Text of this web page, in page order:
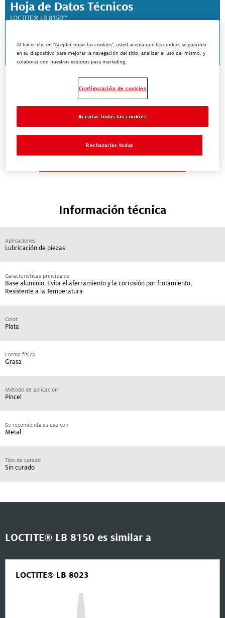
Hoja de Datos Técnicos
LOCTITE® LB 8150™
Descargar TDS
¿Está buscando un TDS o SDS en otro
idioma?
Información técnica
Aplicaciones
Lubricación de piezas
Características principales
Base aluminio, Evita el aferramiento y la corrosión por frotamiento,
Resistente a la Temperatura
Color
Plata
Forma física
Grasa
Método de aplicación
Pincel
Se recomienda su uso con
Metal
Tipo de curado
Sin curado
LOCTITE® LB 8150 es similar a
LOCTITE® LB 8023
Al hacer clic en “Aceptar todas las cookies”, usted acepta que las cookies se guarden
en su dispositivo para mejorar la navegación del sitio, analizar el uso del mismo, y
colaborar con nuestros estudios para marketing.
Configuración de cookies
Rechazarlas todas
Aceptar todas las cookies